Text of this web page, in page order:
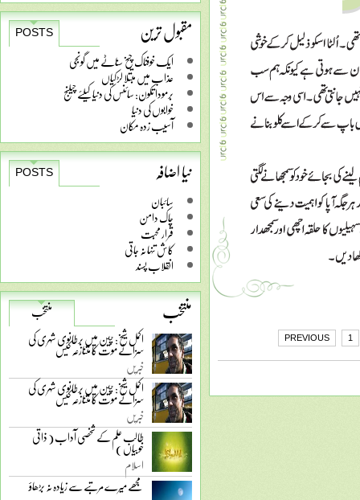
مقبول ترین
POSTS
ایک خوفناک چیخ سناٹے میں گونجی
عذاب میں مبتلا لڑکیاں
برمودا تکون: سائنس کی دنیا کیلئے چیلنج
خوابوں کی دنیا
آسیب زدہ مکان
نیا اضافہ
POSTS
سائبان
چاک دامن
قرار محبت
کاش تنہا نہ جاتی
انقلاب پسند
منتخب
منتخب
اکمل شیخ: چین میں برطانوی شہری کی
سزائے موت کا متنازعہ کیس
خبریں
اکمل شیخ: چین میں برطانوی شہری کی
سزائے موت کا متنازعہ کیس
خبریں
طالب علم کے شخصی آداب ( ذاتی
خوبیاں )
اسلام
مجھے میرے مرتبے سے زیادہ نہ بڑھاؤ
PREVIOUS 1